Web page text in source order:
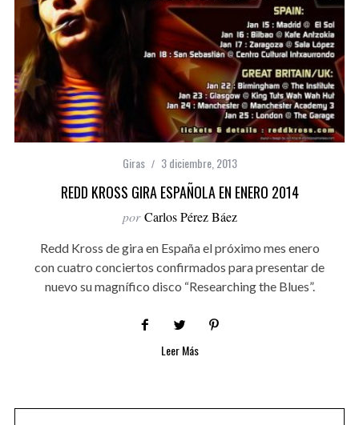
Giras 3 diciembre, 2013
REDD KROSS GIRA ESPAÑOLA EN ENERO 2014
por Carlos Pérez Báez
Redd Kross de gira en España el próximo mes enero
con cuatro conciertos confirmados para presentar de
nuevo su magnífico disco “Researching the Blues”.
Leer Más